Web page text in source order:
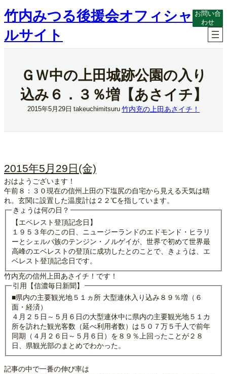
内
容
ス
キ
竹内みつる後援会オフィシャ
ルサイト
お問い合
わせ
ＧＷ中の上田城跡公園の入り
込み６．３％増【あさイチ】
2015年5月29日 takeuchimitsuru 竹内充の上田あさイチ！
2015年5月29日(金)
おはようございます！
午前８：３０現在の信州上田の下塩尻の自宅から見える天気は晴
れ。玄関に設置した温度計は２２℃を指しています。
きょうは何の日？
【エベレスト登頂記念日】
１９５３年のこの日、ニュージーランドのエドモンド・ヒラリ
ーとシェルパ族のテンジン・ノルゲイが、世界で初めて世界最
高峰のエベレストの登頂に成功したとのことで、きょうは、エ
ベレスト登頂記念日です。
竹内充の信州上田あさイチ！です！
引用【信濃毎日新聞】
■県内の主要観光地５１ヵ所 大型連休入り込み８９％増（６
面・経済）
４月２５日～５月６日の大型連休中に県内の主要観光地５１カ
所を訪れた観光客数（延べ利用者数）は５０７万５千人で前年
同期（４月２６日～５月６日）を８９％上回ったことが２８
日、県観光部のまとめでわかった。
記事の中で一番の伸び率は